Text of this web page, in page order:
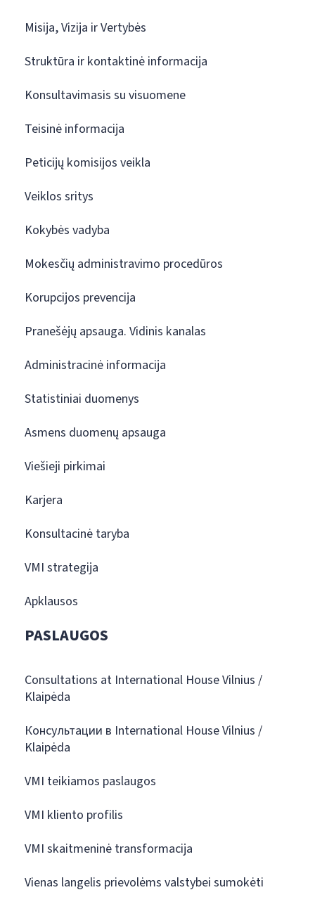
Misija, Vizija ir Vertybės
Struktūra ir kontaktinė informacija
Konsultavimasis su visuomene
Teisinė informacija
Peticijų komisijos veikla
Veiklos sritys
Kokybės vadyba
Mokesčių administravimo procedūros
Korupcijos prevencija
Pranešėjų apsauga. Vidinis kanalas
Administracinė informacija
Statistiniai duomenys
Asmens duomenų apsauga
Viešieji pirkimai
Karjera
Konsultacinė taryba
VMI strategija
Apklausos
PASLAUGOS
Consultations at International House Vilnius /
Klaipėda
Консультации в International House Vilnius /
Klaipėda
VMI teikiamos paslaugos
VMI kliento profilis
VMI skaitmeninė transformacija
Vienas langelis prievolėms valstybei sumokėti